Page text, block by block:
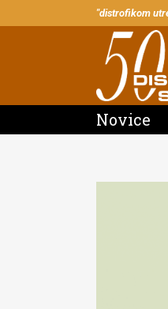
"distrofikom
Novice